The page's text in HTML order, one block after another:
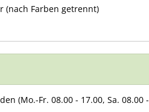
(nach Farben getrennt)
(Mo.-Fr. 08.00 - 17.00, Sa. 08.00